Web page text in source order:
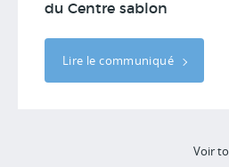
du Centre sablon
Lire le communiqué
Voir